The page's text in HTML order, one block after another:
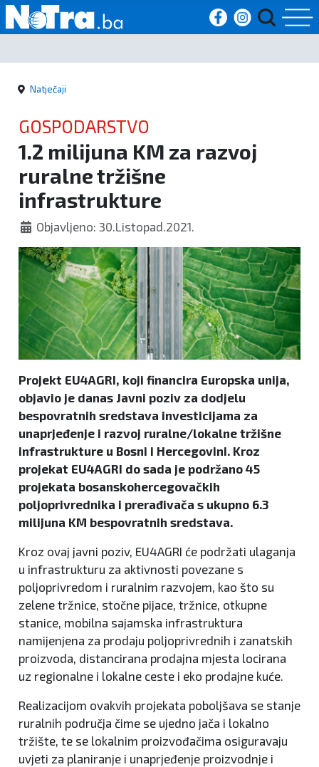
Početna
Vijesti
Sport
Kultura
Crna
kronika
Politika
Zanimljivosti
Natječaji
GOSPODARSTVO
1.2 milijuna KM za razvoj
ruralne tržišne
infrastrukture
Objavljeno: 30.Listopad.2021.
Projekt EU4AGRI, koji financira Europska unija,
objavio je danas Javni poziv za dodjelu
bespovratnih sredstava investicijama za
unaprjeđenje i razvoj ruralne/lokalne tržišne
infrastrukture u Bosni i Hercegovini. Kroz
projekat EU4AGRI do sada je podržano 45
projekata bosanskohercegovačkih
poljoprivrednika i prerađivača s ukupno 6.3
milijuna KM bespovratnih sredstava.
Kroz ovaj javni poziv, EU4AGRI će podržati ulaganja
u infrastrukturu za aktivnosti povezane s
poljoprivredom i ruralnim razvojem, kao što su
zelene tržnice, stočne pijace, tržnice, otkupne
stanice, mobilna sajamska infrastruktura
namijenjena za prodaju poljoprivrednih i zanatskih
proizvoda, distancirana prodajna mjesta locirana
uz regionalne i lokalne ceste i eko prodajne kuće.
Realizacijom ovakvih projekata poboljšava se stanje
ruralnih područja čime se ujedno jača i lokalno
tržište, te se lokalnim proizvođačima osiguravaju
uvjeti za planiranje i unaprjeđenje proizvodnje i